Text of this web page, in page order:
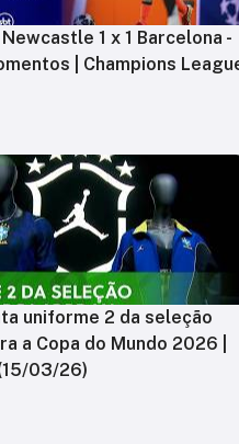
1 x 1 Barcelona -
| Champions
uniforme 2 da seleção
a Copa do Mundo 2026 |
03/26)